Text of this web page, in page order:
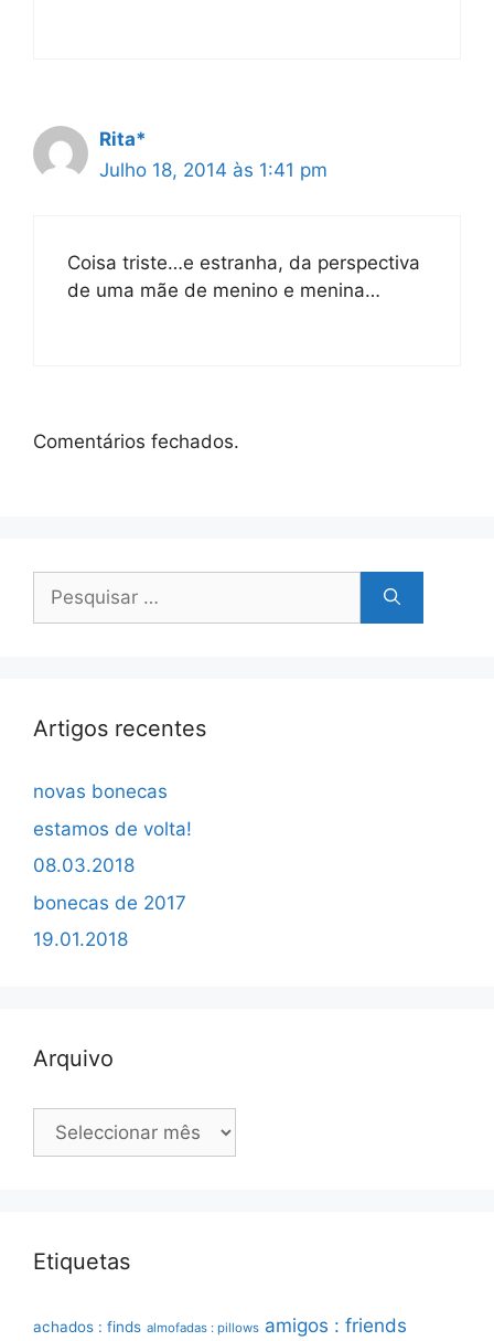
Rita*
Julho 18, 2014 às 1:41 pm
Coisa triste…e estranha, da perspectiva
de uma mãe de menino e menina…
Comentários fechados.
Pesquisar
Artigos recentes
novas bonecas
estamos de volta!
08.03.2018
bonecas de 2017
19.01.2018
Arquivo
Arquivo
Etiquetas
achados : finds almofadas : pillows amigos : friends